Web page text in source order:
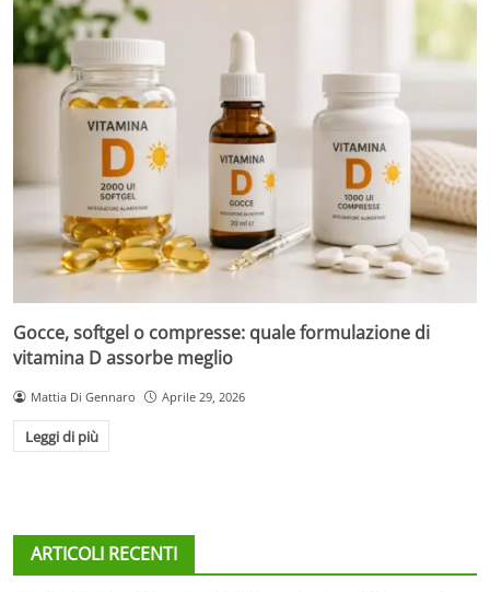
Gocce, softgel o compresse: quale formulazione di
vitamina D assorbe meglio
Mattia Di Gennaro Aprile 29, 2026
Leggi di più
ARTICOLI RECENTI